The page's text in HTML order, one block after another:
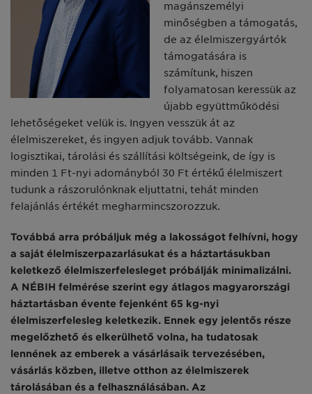
magánszemélyi
minőségben a támogatás,
de az élelmiszergyártók
támogatására is
számítunk, hiszen
folyamatosan keressük az
újabb együttműködési
lehetőségeket velük is. Ingyen vesszük át az
élelmiszereket, és ingyen adjuk tovább. Vannak
logisztikai, tárolási és szállítási költségeink, de így is
minden 1 Ft-nyi adományból 30 Ft értékű élelmiszert
tudunk a rászorulónknak eljuttatni, tehát minden
felajánlás értékét megharmincszorozzuk.
Továbbá arra próbáljuk még a lakosságot felhívni, hogy
a saját élelmiszerpazarlásukat és a háztartásukban
keletkező élelmiszerfelesleget próbálják minimalizálni.
A NÉBIH felmérése szerint egy átlagos magyarországi
háztartásban évente fejenként 65 kg-nyi
élelmiszerfelesleg keletkezik. Ennek egy jelentős része
megelőzhető és elkerülhető volna, ha tudatosak
lennének az emberek a vásárlásaik tervezésében,
vásárlás közben, illetve otthon az élelmiszerek
tárolásában és a felhasználásában. Az